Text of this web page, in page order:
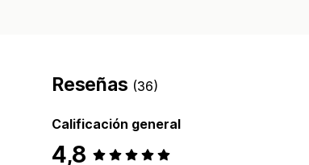
Reseñas (36)
Calificación general
4,8